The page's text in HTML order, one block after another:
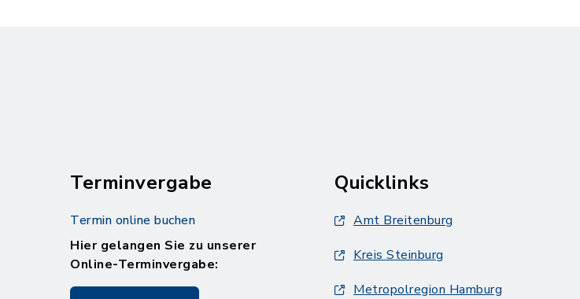
Terminvergabe
Termin online buchen
Hier gelangen Sie zu unserer
Online-Terminvergabe:
Quicklinks
Amt Breitenburg
Kreis Steinburg
Metropolregion Hamburg